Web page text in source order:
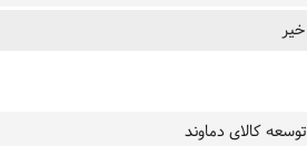
خیر
توسعه کالای دماوند